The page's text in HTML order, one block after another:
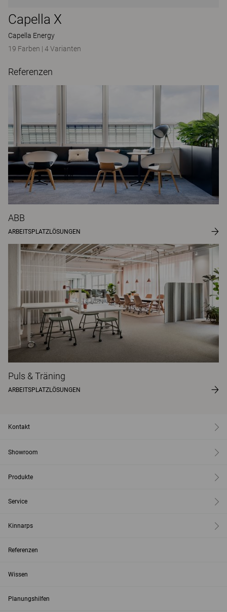
Capella X
Capella Energy
19 Farben | 4 Varianten
Referenzen
ABB
ARBEITSPLATZLÖSUNGEN
Puls & Träning
ARBEITSPLATZLÖSUNGEN
Kontakt
Showroom
Produkte
Service
Kinnarps
Referenzen
Wissen
Planungshilfen